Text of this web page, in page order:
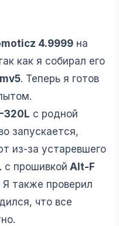
4.9999 на
как я собирал его
. Теперь я готов
320L с родной
запускается,
из-за устаревшего
с прошивкой Alt-F
также проверил
что все